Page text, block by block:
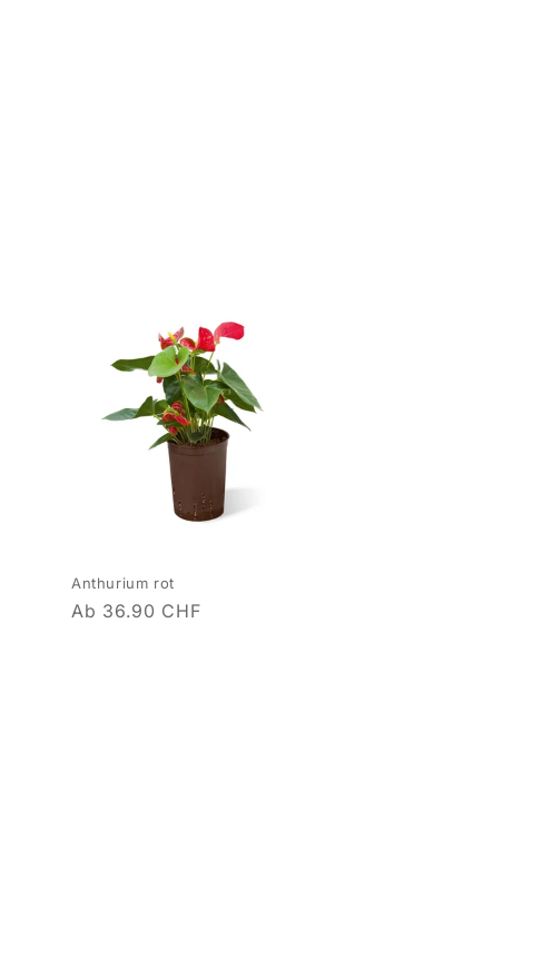
Anthurium rot
Normaler
Ab 36.90 CHF